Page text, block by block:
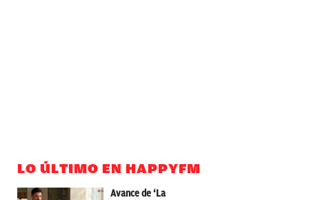
LO ÚLTIMO EN HAPPYFM
Avance de ‘La